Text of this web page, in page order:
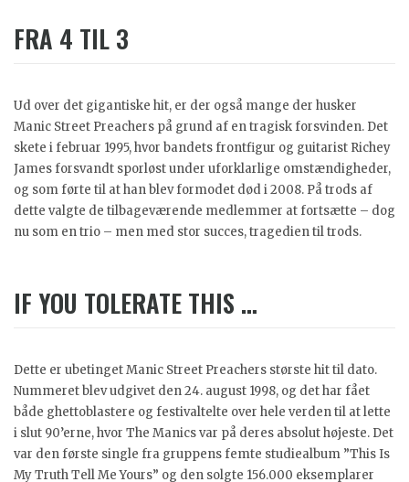
FRA 4 TIL 3
Ud over det gigantiske hit, er der også mange der husker
Manic Street Preachers på grund af en tragisk forsvinden. Det
skete i februar 1995, hvor bandets frontfigur og guitarist Richey
James forsvandt sporløst under uforklarlige omstændigheder,
og som førte til at han blev formodet død i 2008. På trods af
dette valgte de tilbageværende medlemmer at fortsætte – dog
nu som en trio – men med stor succes, tragedien til trods.
IF YOU TOLERATE THIS …
Dette er ubetinget Manic Street Preachers største hit til dato.
Nummeret blev udgivet den 24. august 1998, og det har fået
både ghettoblastere og festivaltelte over hele verden til at lette
i slut 90’erne, hvor The Manics var på deres absolut højeste. Det
var den første single fra gruppens femte studiealbum ”This Is
My Truth Tell Me Yours” og den solgte 156.000 eksemplarer